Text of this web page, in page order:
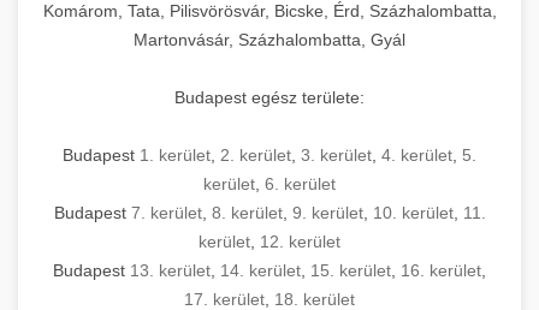
Komárom, Tata, Pilisvörösvár, Bicske, Érd, Százhalombatta,
Martonvásár, Százhalombatta, Gyál
Budapest egész területe:
Budapest 1. kerület 2. kerület 3. kerület 4. kerület 5.
kerület 6. kerület
Budapest 7. kerület, 8. kerület, 9. kerület, 10. kerület, 11.
kerület 12. kerület
Budapest 13. kerület 14. kerület 15. kerület 16. kerület
17. kerület 18. kerület